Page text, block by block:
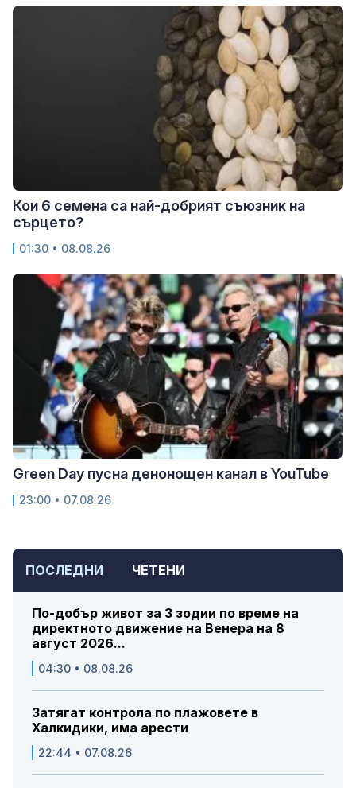
ПОСЛЕДНИ ЧЕТЕНИ
По-добър живот за 3 зодии по време на
директното движение на Венера на 8
август 2026...
04:30 • 08.08.26
Затягат контрола по плажовете в
Халкидики, има арести
22:44 • 07.08.26
Кои 6 семена са най-добрият съюзник на
сърцето?
01:30 • 08.08.26
Green Day пусна денонощен канал в YouTube
23:00 • 07.08.26